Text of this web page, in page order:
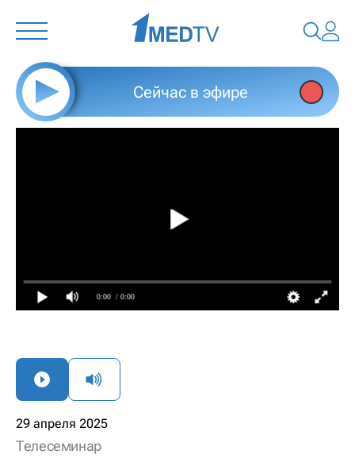
Сейчас в эфире
0:00 / 0:00
29 апреля 2025
Телесеминар